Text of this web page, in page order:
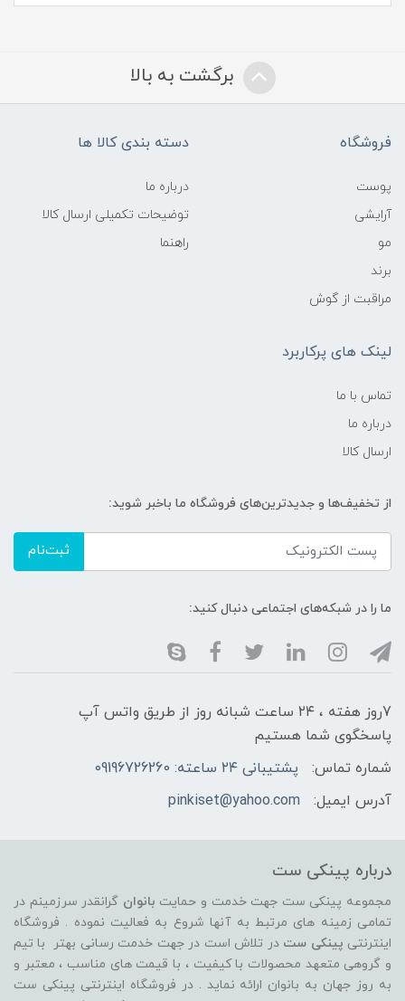
برگشت به بالا
فروشگاه
پوست
آرایشی
مو
برند
مراقبت از گوش
دسته بندی کالا ها
درباره ما
توضیحات تکمیلی ارسال کالا
راهنما
لینک های پرکاربرد
تماس با ما
درباره ما
ارسال کالا
از تخفیف‌ها و جدیدترین‌های فروشگاه ما باخبر شوید:
ثبت‌نام
ما را در شبکه‌های اجتماعی دنبال کنید:
7روز هفته ، ۲۴ ساعت شبانه‌ روز از طریق واتس آپ
پاسخگوی شما هستیم
شماره تماس:
پشتیبانی ۲۴ ساعته: 09196726260
آدرس ایمیل:
pinkiset@yahoo.com
درباره پینکی ست
مجموعه پینکی ست جهت خدمت و حمایت بانوان گرانقدر سرزمینم در
تمامی زمینه های مرتبط به آنها شروع به فعالیت نموده . فروشگاه
اینترنتی پینکی ست در تلاش است در جهت خدمت رسانی بهتر با تیم
و گروهی متعهد محصولات با کیفیت ، با قیمت های مناسب ، معتبر و
به روز جهان به بانوان ارائه نماید . در فروشگاه اینترنتی پینکی ست